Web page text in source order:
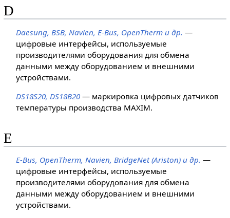
D
Daesung, BSB, Navien, E-Bus, OpenTherm и др. —
цифровые интерфейсы, используемые
производителями оборудования для обмена
данными между оборудованием и внешними
устройствами.
DS18S20, DS18B20 — маркировка цифровых датчиков
температуры производства MAXIM.
E
E-Bus, OpenTherm, Navien, BridgeNet (Ariston) и др. —
цифровые интерфейсы, используемые
производителями оборудования для обмена
данными между оборудованием и внешними
устройствами.